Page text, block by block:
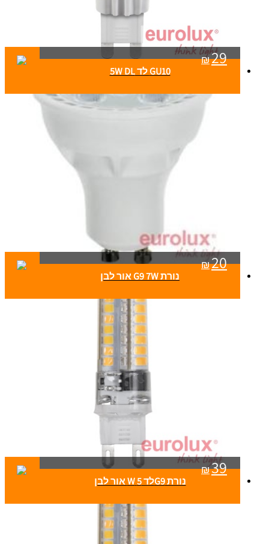
₪29
GU10 לד 5W DL
₪20
נורת G9 7W אור לבן
₪39
נורת G9לד 5 W אור לבן